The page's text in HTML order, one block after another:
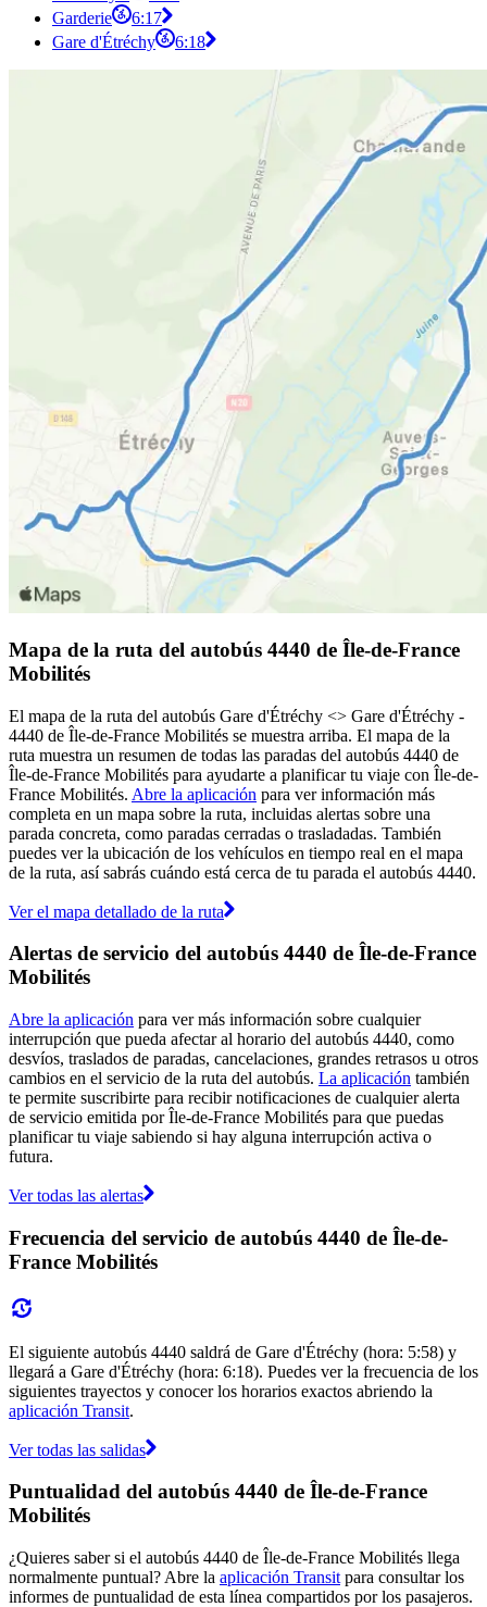
Garderie
6:17
Gare d'Étréchy
6:18
Mapa de la ruta del autobús 4440 de Île-de-France
Mobilités
El mapa de la ruta del autobús Gare d'Étréchy <> Gare d'Étréchy -
4440 de Île-de-France Mobilités se muestra arriba. El mapa de la
ruta muestra un resumen de todas las paradas del autobús 4440 de
Île-de-France Mobilités para ayudarte a planificar tu viaje con Île-de-
France Mobilités. Abre la aplicación para ver información más
completa en un mapa sobre la ruta, incluidas alertas sobre una
parada concreta, como paradas cerradas o trasladadas. También
puedes ver la ubicación de los vehículos en tiempo real en el mapa
de la ruta, así sabrás cuándo está cerca de tu parada el autobús 4440.
Ver el mapa detallado de la ruta
Alertas de servicio del autobús 4440 de Île-de-France
Mobilités
Abre la aplicación para ver más información sobre cualquier
interrupción que pueda afectar al horario del autobús 4440, como
desvíos, traslados de paradas, cancelaciones, grandes retrasos u otros
cambios en el servicio de la ruta del autobús. La aplicación también
te permite suscribirte para recibir notificaciones de cualquier alerta
de servicio emitida por Île-de-France Mobilités para que puedas
planificar tu viaje sabiendo si hay alguna interrupción activa o
futura.
Ver todas las alertas
Frecuencia del servicio de autobús 4440 de Île-de-
France Mobilités
El siguiente autobús 4440 saldrá de Gare d'Étréchy (hora: 5:58) y
llegará a Gare d'Étréchy (hora: 6:18). Puedes ver la frecuencia de los
siguientes trayectos y conocer los horarios exactos abriendo la
aplicación Transit.
Ver todas las salidas
Puntualidad del autobús 4440 de Île-de-France
Mobilités
¿Quieres saber si el autobús 4440 de Île-de-France Mobilités llega
normalmente puntual? Abre la aplicación Transit para consultar los
informes de puntualidad de esta línea compartidos por los pasajeros.